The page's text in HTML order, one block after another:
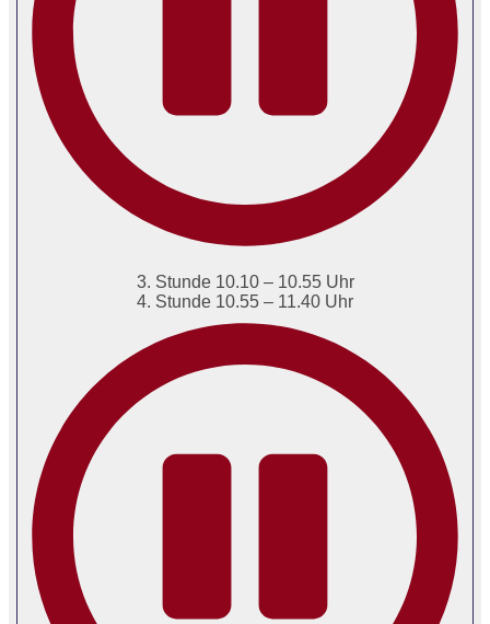
3. Stunde 10.10 – 10.55 Uhr
4. Stunde 10.55 – 11.40 Uhr